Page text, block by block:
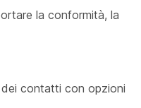
la conformità, la
dei contatti con opzioni